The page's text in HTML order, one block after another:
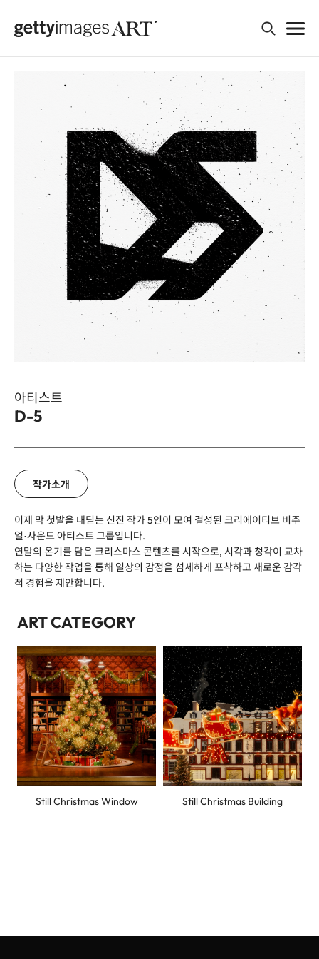
ART WORK
ARTIST
PERFORMANCE
REQUEST
JOIN US
아티스트
D-5
작가소개
이제 막 첫발을 내딛는 신진 작가 5인이 모여 결성된 크리에이티브 비주
얼·사운드 아티스트 그룹입니다.
연말의 온기를 담은 크리스마스 콘텐츠를 시작으로, 시각과 청각이 교차
하는 다양한 작업을 통해 일상의 감정을 섬세하게 포착하고 새로운 감각
적 경험을 제안합니다.
ART CATEGORY
Still Christmas Window Still Christmas Building
이름 *
회사명
이메일
문의내용
개인정보 수집 및 이용에 동의합니다.
내용보기
문의 / 등록하기